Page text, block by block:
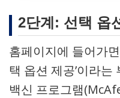
2단계: 선택 옵
홈페이지에 들어가
택 옵션 제공’이라
백신 프로그램